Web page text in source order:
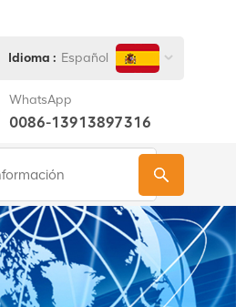
Idioma : Español
WhatsApp
0086-13913897316